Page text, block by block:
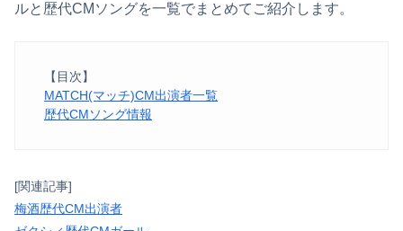
ルと歴代CMソングを一覧でまとめてご紹介します。
【目次】
MATCH(マッチ)CM出演者一覧
歴代CMソング情報
[関連記事]
梅酒歴代CM出演者